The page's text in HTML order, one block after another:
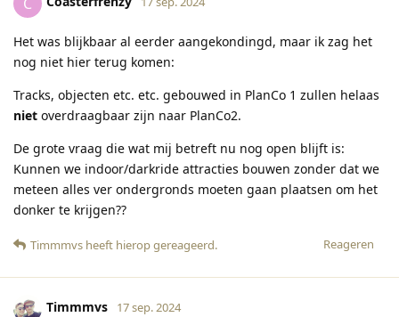
Het was blijkbaar al eerder aangekondingd, maar ik zag het
nog niet hier terug komen:
Tracks, objecten etc. etc. gebouwed in PlanCo 1 zullen helaas
niet overdraagbaar zijn naar PlanCo2.
De grote vraag die wat mij betreft nu nog open blijft is:
Kunnen we indoor/darkride attracties bouwen zonder dat we
meteen alles ver ondergronds moeten gaan plaatsen om het
donker te krijgen??
Reageren
Timmmvs heeft hierop gereageerd.
Timmmvs 17 sep. 2024